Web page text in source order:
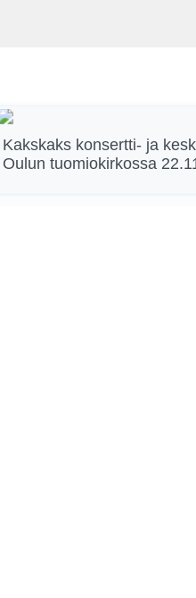
Kakskaks konsertti- ja
Oulun tuomiokirkossa